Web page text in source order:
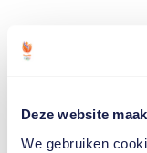
Deze website
We gebruiken